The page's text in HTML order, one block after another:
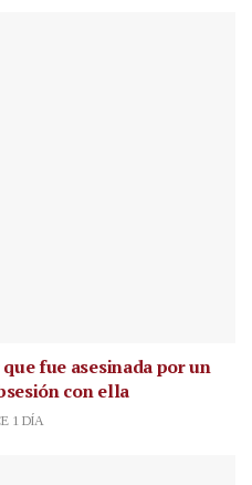
fue asesinada por un
con ella
1 DÍA